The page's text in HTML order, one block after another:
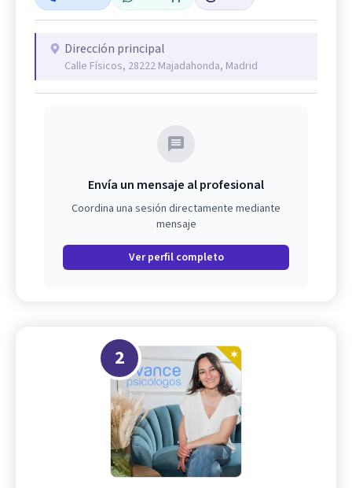
Dirección principal
Calle Físicos, 28222 Majadahonda, Madrid
Envía un mensaje al profesional
Coordina una sesión directamente mediante
mensaje
Ver perfil completo
2